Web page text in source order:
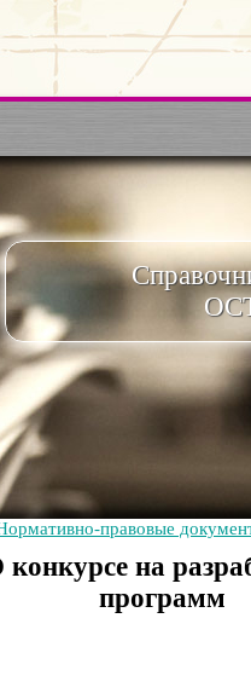
правовые
на
программ